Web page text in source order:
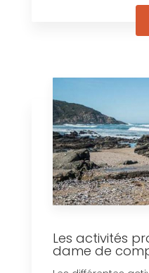
Les activités
dame de